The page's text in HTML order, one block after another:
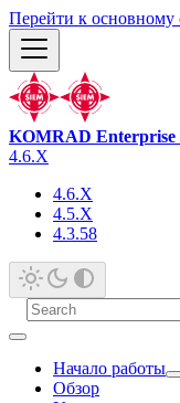
Перейти к
KOMRAD Enterprise
4.6.X
4.6.X
4.5.X
4.3.58
Начало работы
Обзор